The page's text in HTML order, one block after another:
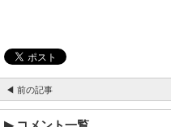
◀ 前の記事